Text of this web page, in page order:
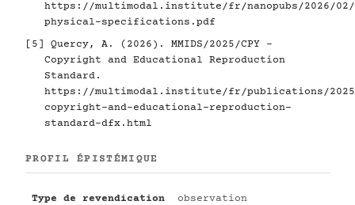
https://multimodal.institute/fr/nanopubs/2026/02/
physical-specifications.pdf
[5]
Quercy, A. (2026). MMIDS/2025/CPY -
Copyright and Educational Reproduction
Standard.
https://multimodal.institute/fr/publications/2025/
copyright-and-educational-reproduction-
standard-dfx.html
PROFIL ÉPISTÉMIQUE
Type de revendication observation